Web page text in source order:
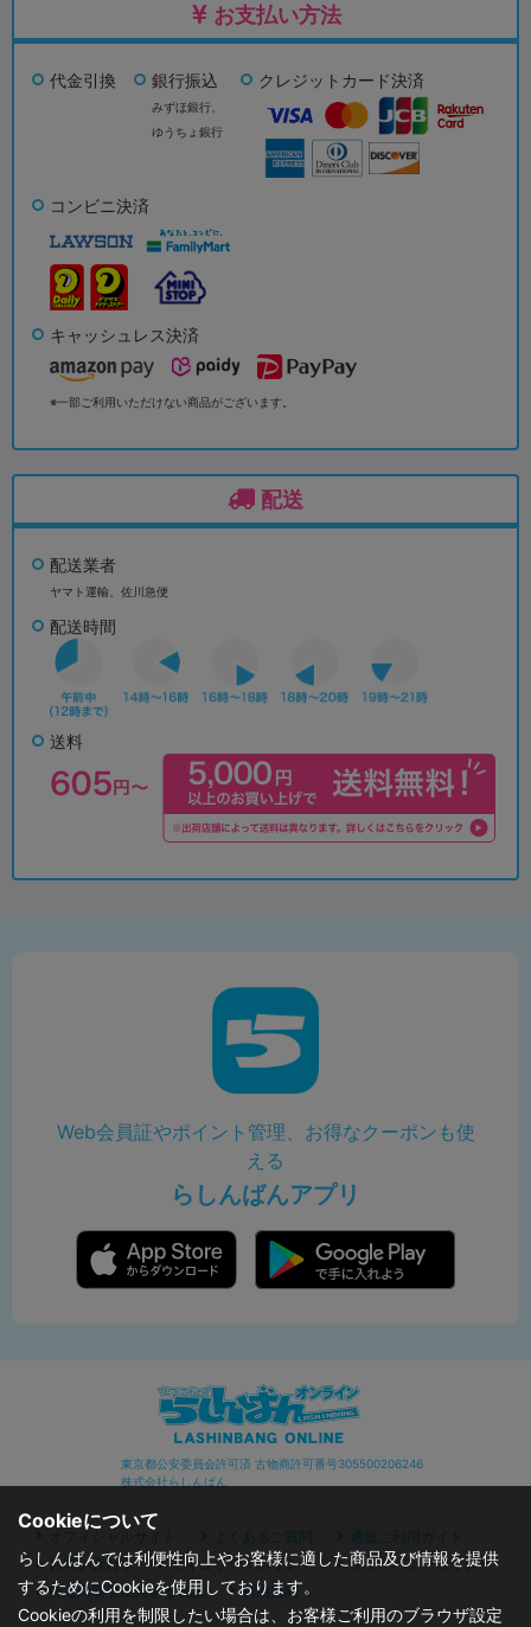
お支払い方法
代金引換 銀行振込
みずほ銀行、
ゆうちょ銀行
クレジットカード決済
コンビニ決済
キャッシュレス決済
※一部ご利用いただけない商品がございます。
配送
配送業者
ヤマト運輸、佐川急便
配送時間
送料
Web会員証やポイント管理、お得なクーポンも使
える
らしんばんアプリ
東京都公安委員会許可済 古物商許可番号305500206246
株式会社らしんばん
オフィシャルサイト よくあるご質問
通販ご利用ガイド
お問い合わせ
セキュリティポリシー
プライバシーポリシー
特定商取引に関する表記
利用規約
Cookieについて
らしんばんでは利便性向上やお客様に適した商品及び情報を提供
するためにCookieを使用しております。
Cookieの利用を制限したい場合は、お客様ご利用のブラウザ設定